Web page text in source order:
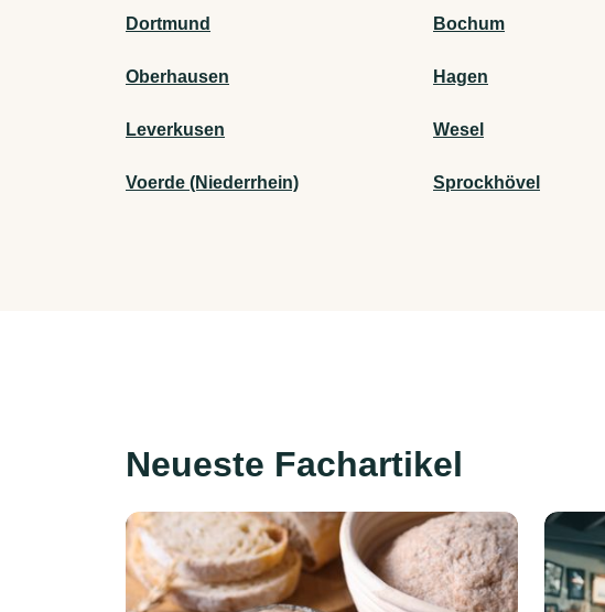
Dortmund Bochum
Oberhausen Hagen
Leverkusen Wesel
Voerde (Niederrhein) Sprockhövel
Neueste Fachartikel